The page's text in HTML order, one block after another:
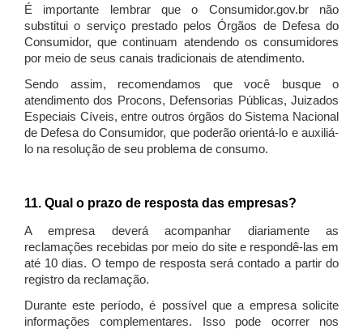
É importante lembrar que o Consumidor.gov.br não
substitui o serviço prestado pelos Órgãos de Defesa do
Consumidor, que continuam atendendo os consumidores
por meio de seus canais tradicionais de atendimento.
Sendo assim, recomendamos que você busque o
atendimento dos Procons, Defensorias Públicas, Juizados
Especiais Cíveis, entre outros órgãos do Sistema Nacional
de Defesa do Consumidor, que poderão orientá-lo e auxiliá-
lo na resolução de seu problema de consumo.
11. Qual o prazo de resposta das empresas?
A empresa deverá acompanhar diariamente as
reclamações recebidas por meio do site e respondê-las em
até 10 dias. O tempo de resposta será contado a partir do
registro da reclamação.
Durante este período, é possível que a empresa solicite
informações complementares. Isso pode ocorrer nos